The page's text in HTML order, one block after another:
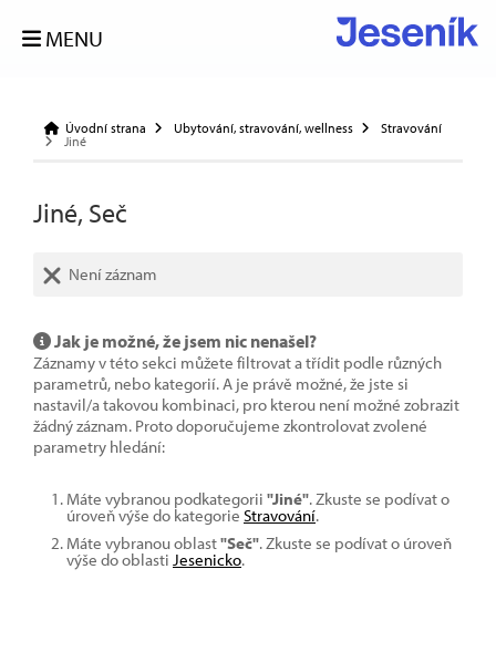
MENU
Úvodní strana Ubytování, stravování, wellness
Stravování
Jiné
Jiné, Seč
Není záznam
Jak je možné, že jsem nic nenašel?
Záznamy v této sekci můžete filtrovat a třídit podle různých
parametrů, nebo kategorií. A je právě možné, že jste si
nastavil/a takovou kombinaci, pro kterou není možné zobrazit
žádný záznam. Proto doporučujeme zkontrolovat zvolené
parametry hledání:
Máte vybranou podkategorii "Jiné". Zkuste se podívat o
úroveň výše do kategorie Stravování.
Máte vybranou oblast"Seč". Zkuste se podívat o úroveň
výše do oblasti Jesenicko.